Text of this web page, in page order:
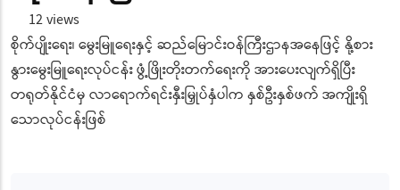
12 views
စိုက်ပျိုးရေး၊ မွေးမြူရေးနှင့် ဆည်မြောင်းဝန်ကြီးဌာနအနေဖြင့် နို့စား
နွားမွေးမြူရေးလုပ်ငန်း ဖွံ့ဖြိုးတိုးတက်ရေးကို အားပေးလျက်ရှိပြီး
တရုတ်နိုင်ငံမှ လာရောက်ရင်းနှီးမြှုပ်နှံပါက နှစ်ဦးနှစ်ဖက် အကျိုးရှိ
သောလုပ်ငန်းဖြစ်